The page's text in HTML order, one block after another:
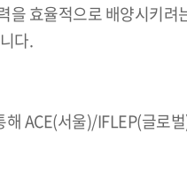
을 효율적으로 배양시키
다.
ACE(서울)/IFLEP(글로